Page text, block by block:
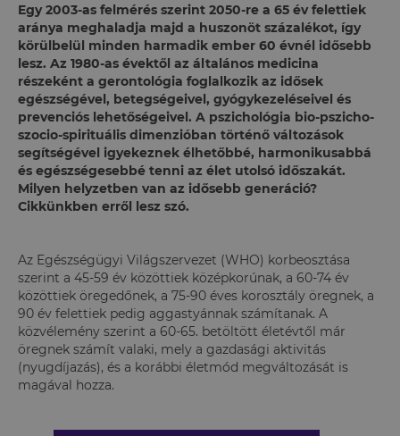
Egy 2003-as felmérés szerint 2050-re a 65 év felettiek
aránya meghaladja majd a huszonöt százalékot, így
körülbelül minden harmadik ember 60 évnél idősebb
lesz. Az 1980-as évektől az általános medicina
részeként a gerontológia foglalkozik az idősek
egészségével, betegségeivel, gyógykezeléseivel és
prevenciós lehetőségeivel. A pszichológia bio-pszicho-
szocio-spirituális dimenzióban történő változások
segítségével igyekeznek élhetőbbé, harmonikusabbá
és egészségesebbé tenni az élet utolsó időszakát.
Milyen helyzetben van az idősebb generáció?
Cikkünkben erről lesz szó.
Az Egészségügyi Világszervezet (WHO) korbeosztása
szerint a 45-59 év közöttiek középkorúnak, a 60-74 év
közöttiek öregedőnek, a 75-90 éves korosztály öregnek, a
90 év felettiek pedig aggastyánnak számítanak. A
közvélemény szerint a 60-65. betöltött életévtől már
öregnek számít valaki, mely a gazdasági aktivitás
(nyugdíjazás), és a korábbi életmód megváltozását is
magával hozza.